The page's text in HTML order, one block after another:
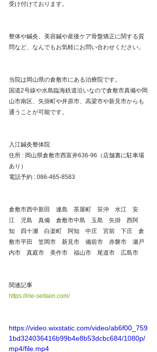
受け付けております。
整体や鍼灸、美容鍼や産後ケア骨盤矯正に関する質
問など、なんでもお気軽にお問い合わせください。
当院は岡山県の倉敷市にある治療院です。
国道2号線や水島臨海鉄道沿いなので倉敷市真備や岡
山市南区、矢掛町や井原市、高梁市や新見市からも
通うことが可能です。
入江鍼灸整体院
住所 : 岡山県倉敷市西富井636-96（店舗裏に駐車場
あり）
電話予約 : 086-465-8583
倉敷市西中新田　連島　茶屋町　笹沖　水江　安
江　児島　真備　倉敷市中島　玉島　矢掛　西阿
知　四十瀬　白楽町　阿知　中庄　宮前　下庄　倉
敷市平田　笠岡市　新見市　備前市　赤磐市　瀬戸
内市　真庭市　美作市　福山市　尾道市　広島市
関連記事
https://irie-seitaiin.com/
https://video.wixstatic.com/video/ab6f00_759
1bd324036416b99b4e8b53dcbc684/1080p/
mp4/file.mp4